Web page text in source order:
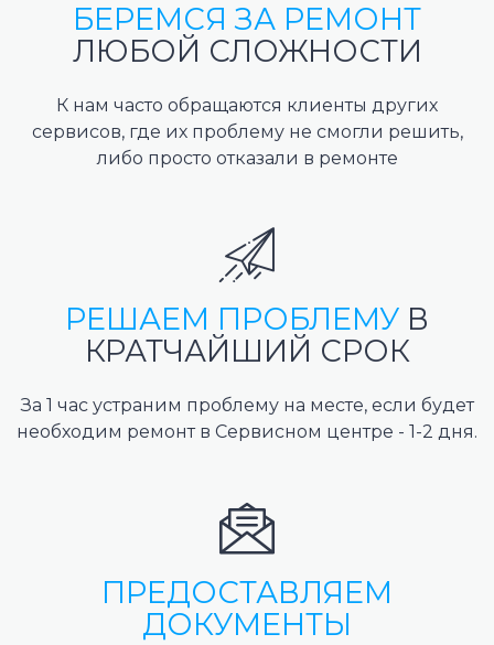
БЕРЕМСЯ ЗА РЕМОНТ
ЛЮБОЙ СЛОЖНОСТИ
К нам часто обращаются клиенты других
сервисов, где их проблему не смогли решить,
либо просто отказали в ремонте
РЕШАЕМ ПРОБЛЕМУ В
КРАТЧАЙШИЙ СРОК
За 1 час устраним проблему на месте, если будет
необходим ремонт в Сервисном центре - 1-2 дня.
ПРЕДОСТАВЛЯЕМ
ДОКУМЕНТЫ